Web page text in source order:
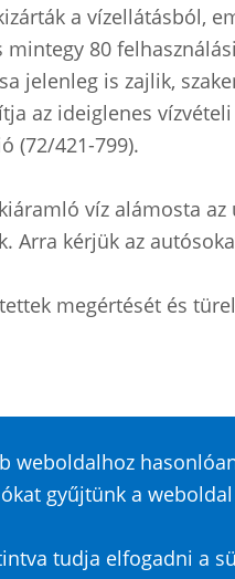
a vízellátásból,
mintegy 80
jelenleg is zajlik,
az ideiglenes
(72/421-799).
víz alámosta
Arra kérjük az
megértését és
weboldalhoz
gyűjtünk a
tudja elfogadni a